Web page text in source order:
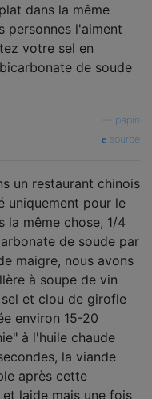
dans la même
personnes l'aiment
votre sel en
de soude
papin
source
un restaurant chinois
uniquement pour le
même chose, 1/4
de soude par
maigre, nous avons
à soupe de vin
et clou de girofle
environ 15-20
à l'huile chaude
la viande
après cette
laide mais une fois